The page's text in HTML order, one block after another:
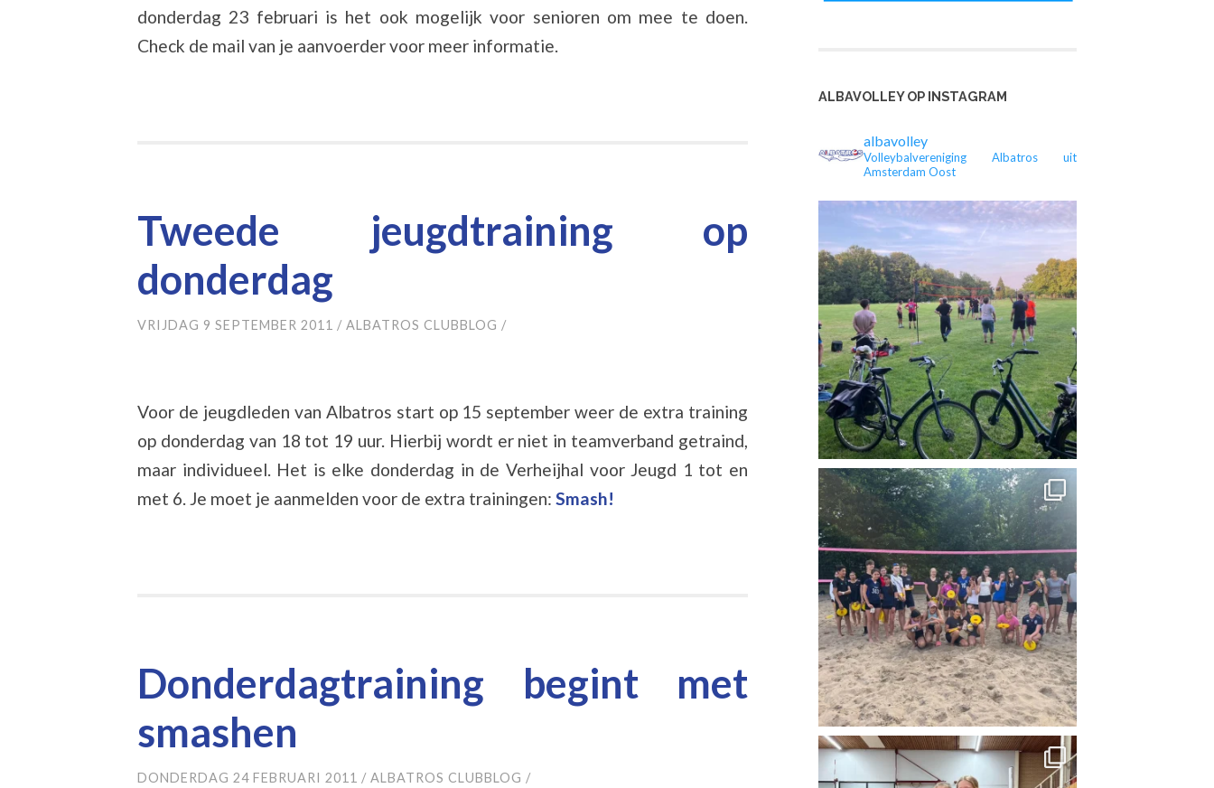
donderdag 23 februari is het ook mogelijk voor senioren om mee te doen.
Check de mail van je aanvoerder voor meer informatie.
Tweede jeugdtraining op
donderdag
VRIJDAG 9 SEPTEMBER 2011 / ALBATROS CLUBBLOG /
Voor de jeugdleden van Albatros start op 15 september weer de extra training
op donderdag van 18 tot 19 uur. Hierbij wordt er niet in teamverband getraind,
maar individueel. Het is elke donderdag in de Verheijhal voor Jeugd 1 tot en
met 6. Je moet je aanmelden voor de extra trainingen: Smash!
Donderdagtraining begint met
smashen
DONDERDAG 24 FEBRUARI 2011 / ALBATROS CLUBBLOG /
ALBAVOLLEY OP INSTAGRAM
albavolley
Volleybalvereniging Albatros uit
Amsterdam Oost